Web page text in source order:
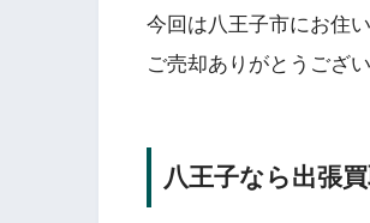
今回は八王子市にお住
ご売却ありがとうござい
八王子なら出張